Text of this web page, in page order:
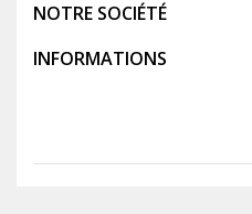
NOTRE SOCIÉTÉ
INFORMATIONS